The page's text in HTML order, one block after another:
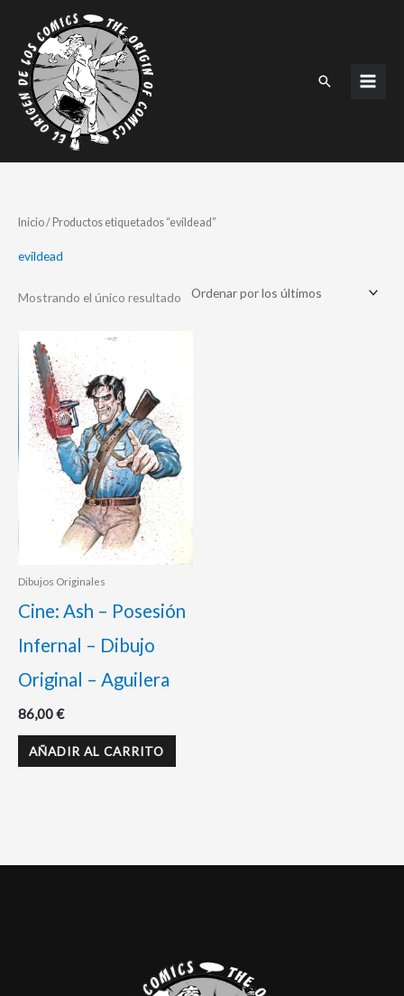
contenido
Buscar
Inicio/ Productos etiquetados “evildead”
evildead
Mostrando el único resultado
Dibujos Originales
Cine: Ash – Posesión
Infernal – Dibujo
Original – Aguilera
86,00€
AÑADIR AL CARRITO